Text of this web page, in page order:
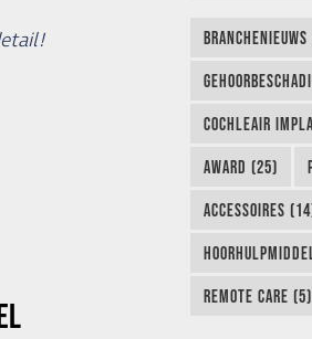
COCHLEAIR
AWARD (25)
ACCESSOIRES
REMOTE CARE (5)